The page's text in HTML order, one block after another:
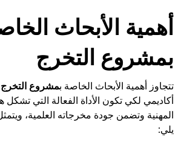
أهمية الأبحاث
بمشروع التخرج
تتجاوز أهمية الأبحاث الخاصة بمشروع التخرج
أكاديمي لكي تكون الأداة الفعالة التي تشكل
المهنية وتضمن جودة مخرجاته العلمية،
يلي: